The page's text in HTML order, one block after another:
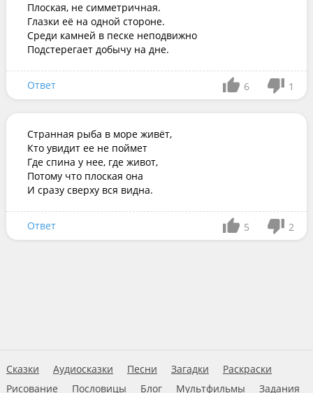
Плоская, не симметричная.
Глазки её на одной стороне.
Среди камней в песке неподвижно
Подстерегает добычу на дне.
Ответ 6 1
Странная рыба в море живёт,
Кто увидит ее не поймет
Где спина у нее, где живот,
Потому что плоская она
И сразу сверху вся видна.
Ответ 5 2
Сказки Аудиосказки Песни Загадки
Раскраски
Рисование
Пословицы Блог Мультфильмы Задания